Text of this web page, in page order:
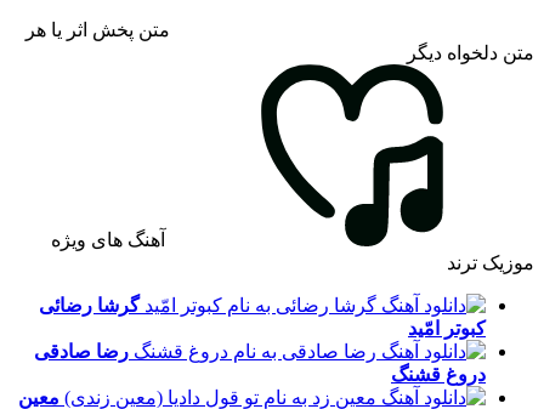
متن پخش اثر یا هر
متن دلخواه دیگر
آهنگ های ویژه
موزیک ترند
گرشا رضائی
کبوتر امّید
رضا صادقی
دروغ قشنگ
معین